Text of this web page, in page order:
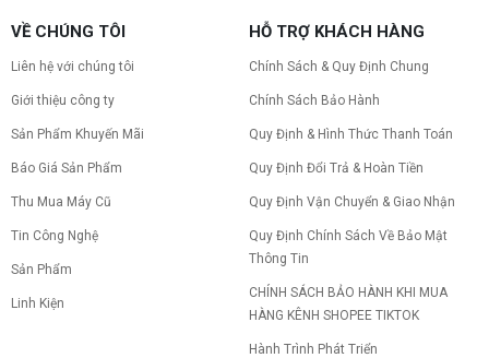
VỀ CHÚNG TÔI
Liên hệ với chúng tôi
Giới thiệu công ty
Sản Phẩm Khuyến Mãi
Báo Giá Sản Phẩm
Thu Mua Máy Cũ
Tin Công Nghệ
Sản Phẩm
Linh Kiện
HỖ TRỢ KHÁCH HÀNG
Chính Sách & Quy Định Chung
Chính Sách Bảo Hành
Quy Định & Hình Thức Thanh Toán
Quy Định Đổi Trả & Hoàn Tiền
Quy Định Vận Chuyển & Giao Nhận
Quy Định Chính Sách Về Bảo Mật
Thông Tin
CHÍNH SÁCH BẢO HÀNH KHI MUA
HÀNG KÊNH SHOPEE TIKTOK
Hành Trình Phát Triển